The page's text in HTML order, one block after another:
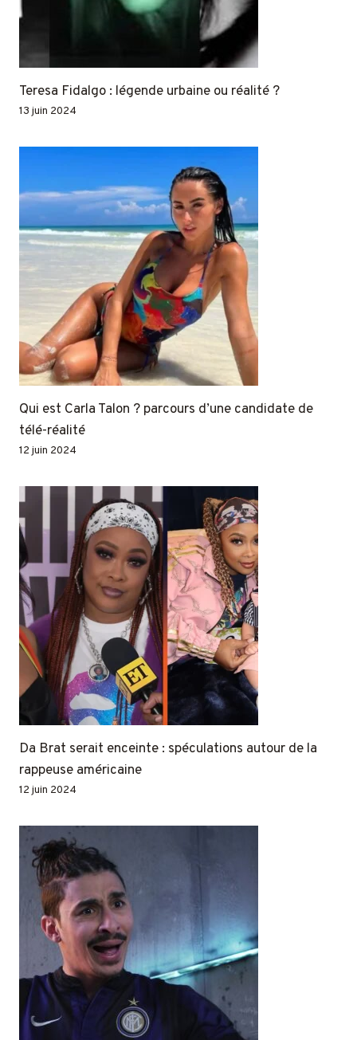
Teresa Fidalgo : légende urbaine ou réalité ?
13 juin 2024
Qui est Carla Talon ? parcours d’une candidate de
télé-réalité
12 juin 2024
Da Brat serait enceinte : spéculations autour de la
rappeuse américaine
12 juin 2024